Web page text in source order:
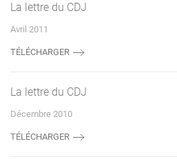
La lettre du CDJ
Avril 2011
TÉLÉCHARGER
La lettre du CDJ
Décembre 2010
TÉLÉCHARGER